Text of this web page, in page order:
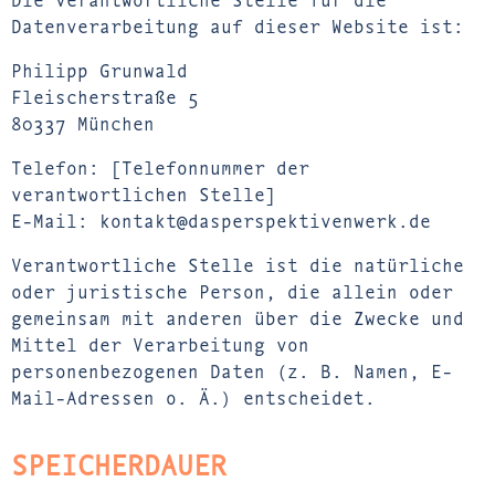
Datenverarbeitung auf dieser Website ist:
Philipp Grunwald
Fleischerstraße 5
80337 München
Telefon: [Telefonnummer der
verantwortlichen Stelle]
E-Mail: kontakt@dasperspektivenwerk.de
Verantwortliche Stelle ist die natürliche
oder juristische Person, die allein oder
gemeinsam mit anderen über die Zwecke und
Mittel der Verarbeitung von
personenbezogenen Daten (z. B. Namen, E-
Mail-Adressen o. Ä.) entscheidet.
SPEICHERDAUER